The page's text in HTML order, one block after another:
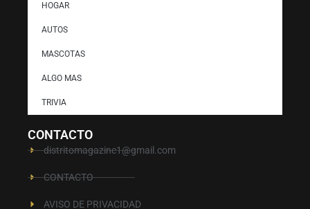
HOGAR
AUTOS
MASCOTAS
ALGO MAS
TRIVIA
CONTACTO
distritomagazine1@gmail.com
CONTACTO
AVISO DE PRIVACIDAD